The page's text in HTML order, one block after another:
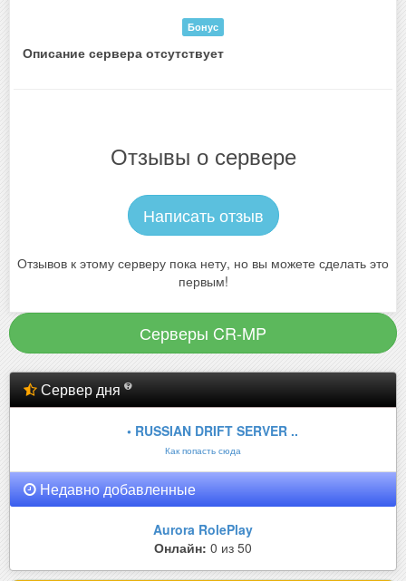
Бонус
Описание сервера отсутствует
Отзывы о сервере
Написать отзыв
Отзывов к этому серверу пока нету, но вы можете сделать это
первым!
Серверы CR-MP
Сервер дня
• RUSSIAN DRIFT SERVER ..
Как попасть сюда
Недавно добавленные
Aurora RolePlay
Онлайн: 0 из 50